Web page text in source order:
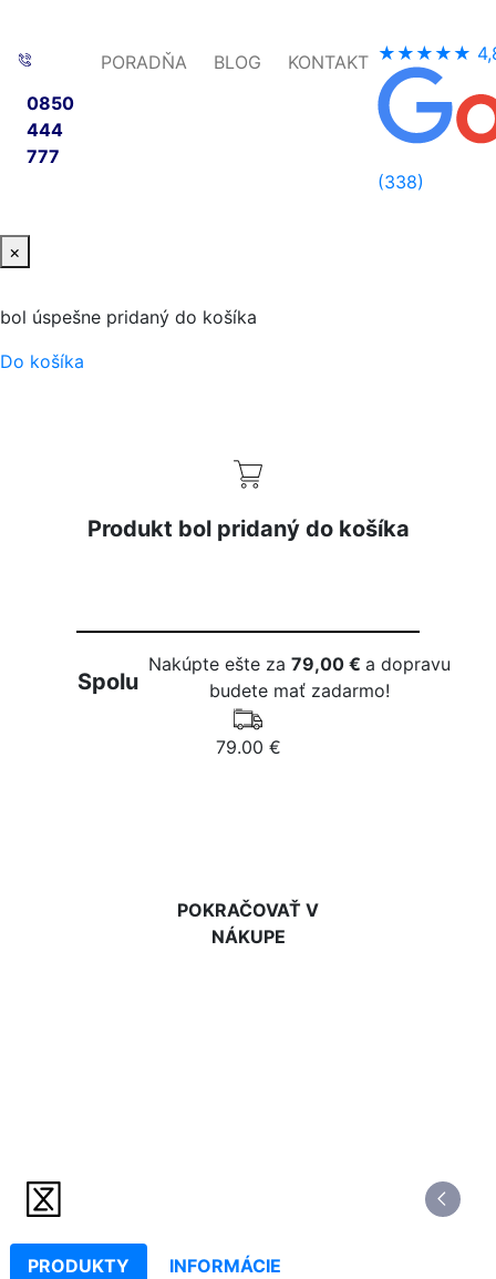
0850
444
777
PORADŇA BLOG KONTAKT ★★★★★
(338)
×
bol úspešne pridaný do košíka
Do košíka
Produkt bol pridaný do košíka
Spolu
Nakúpte ešte za79,00 €a dopravu
budete mať zadarmo!
79.00 €
POKRAČOVAŤ V
NÁKUPE
PRODUKTY INFORMÁCIE